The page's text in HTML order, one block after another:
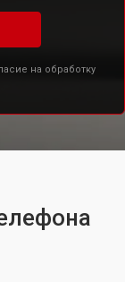
на обработку